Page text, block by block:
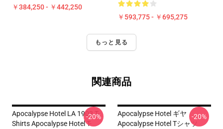
￥384,250 - ￥442,250
￥593,775 - ￥695,275
もっと見る
関連商品
Apocalypse Hotel LA 1903 T-
Shirts Apocalypse Hotel T-
-20%
Apocalypse Hotel ギヤ
Apocalypse Hotel Tシャツ
-20%